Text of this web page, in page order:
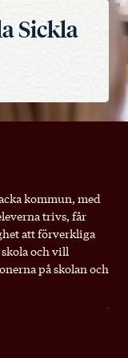
Sickla
kommun, med
trivs, får
att förverkliga
och vill
på skolan och